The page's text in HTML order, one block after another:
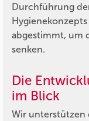
Durchführung
abgestimmt, um
senken.
Die
im Blick
Wir unterstützen